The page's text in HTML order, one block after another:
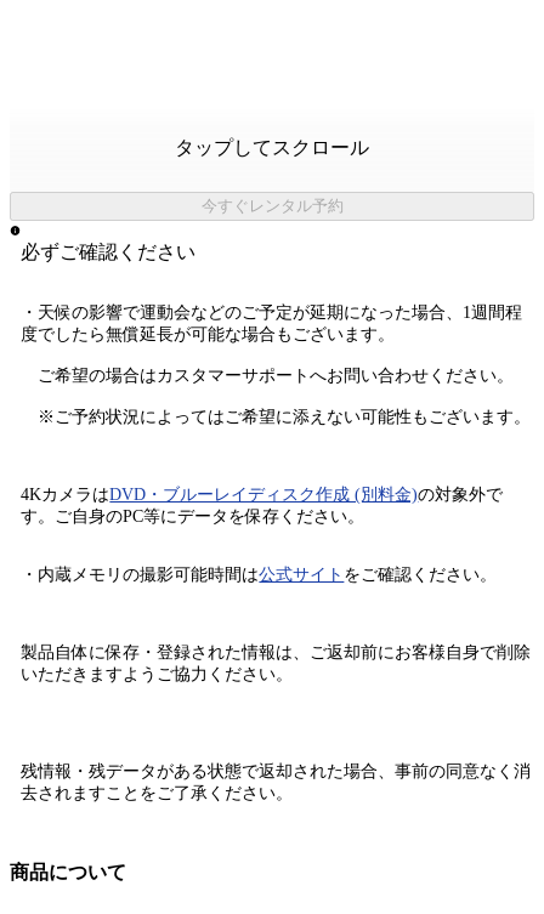
タップしてスクロール
今すぐレンタル予約
必ずご確認ください
・天候の影響で運動会などのご予定が延期になった場合、1週間程
度でしたら無償延長が可能な場合もございます。
ご希望の場合はカスタマーサポートへお問い合わせください。
※ご予約状況によってはご希望に添えない可能性もございます。
4KカメラはDVD・ブルーレイディスク作成 (別料金)の対象外で
す。
ご自身のPC等にデータを保存ください。
・内蔵メモリの撮影可能時間は公式サイト をご確認ください。
製品自体に保存・登録された情報は、
ご返却前にお客様自身で削除
いただきますようご協力ください。
残情報・残データがある状態で返却された場合、事前の同意なく消
去されます ことをご了承ください。
商品について